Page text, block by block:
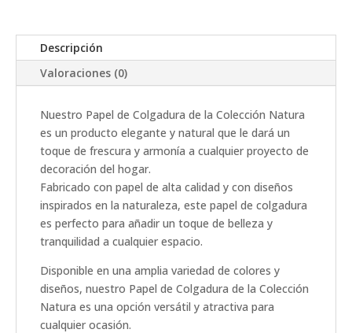
Descripción
Valoraciones (0)
Nuestro Papel de Colgadura de la Colección Natura
es un producto elegante y natural que le dará un
toque de frescura y armonía a cualquier proyecto de
decoración del hogar.
Fabricado con papel de alta calidad y con diseños
inspirados en la naturaleza, este papel de colgadura
es perfecto para añadir un toque de belleza y
tranquilidad a cualquier espacio.
Disponible en una amplia variedad de colores y
diseños, nuestro Papel de Colgadura de la Colección
Natura es una opción versátil y atractiva para
cualquier ocasión.